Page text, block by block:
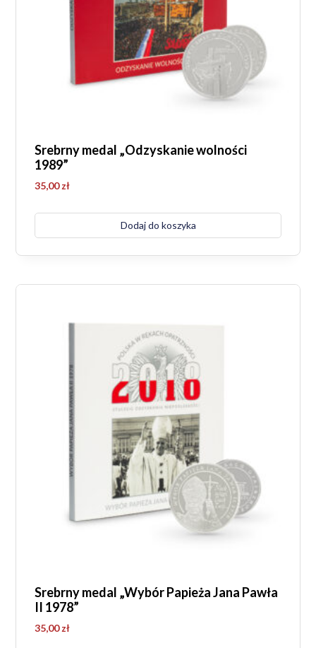
Srebrny medal „Odzyskanie wolności
1989”
35,00zł
Dodaj do koszyka
Srebrny medal „Wybór Papieża Jana Pawła
II 1978”
35,00zł